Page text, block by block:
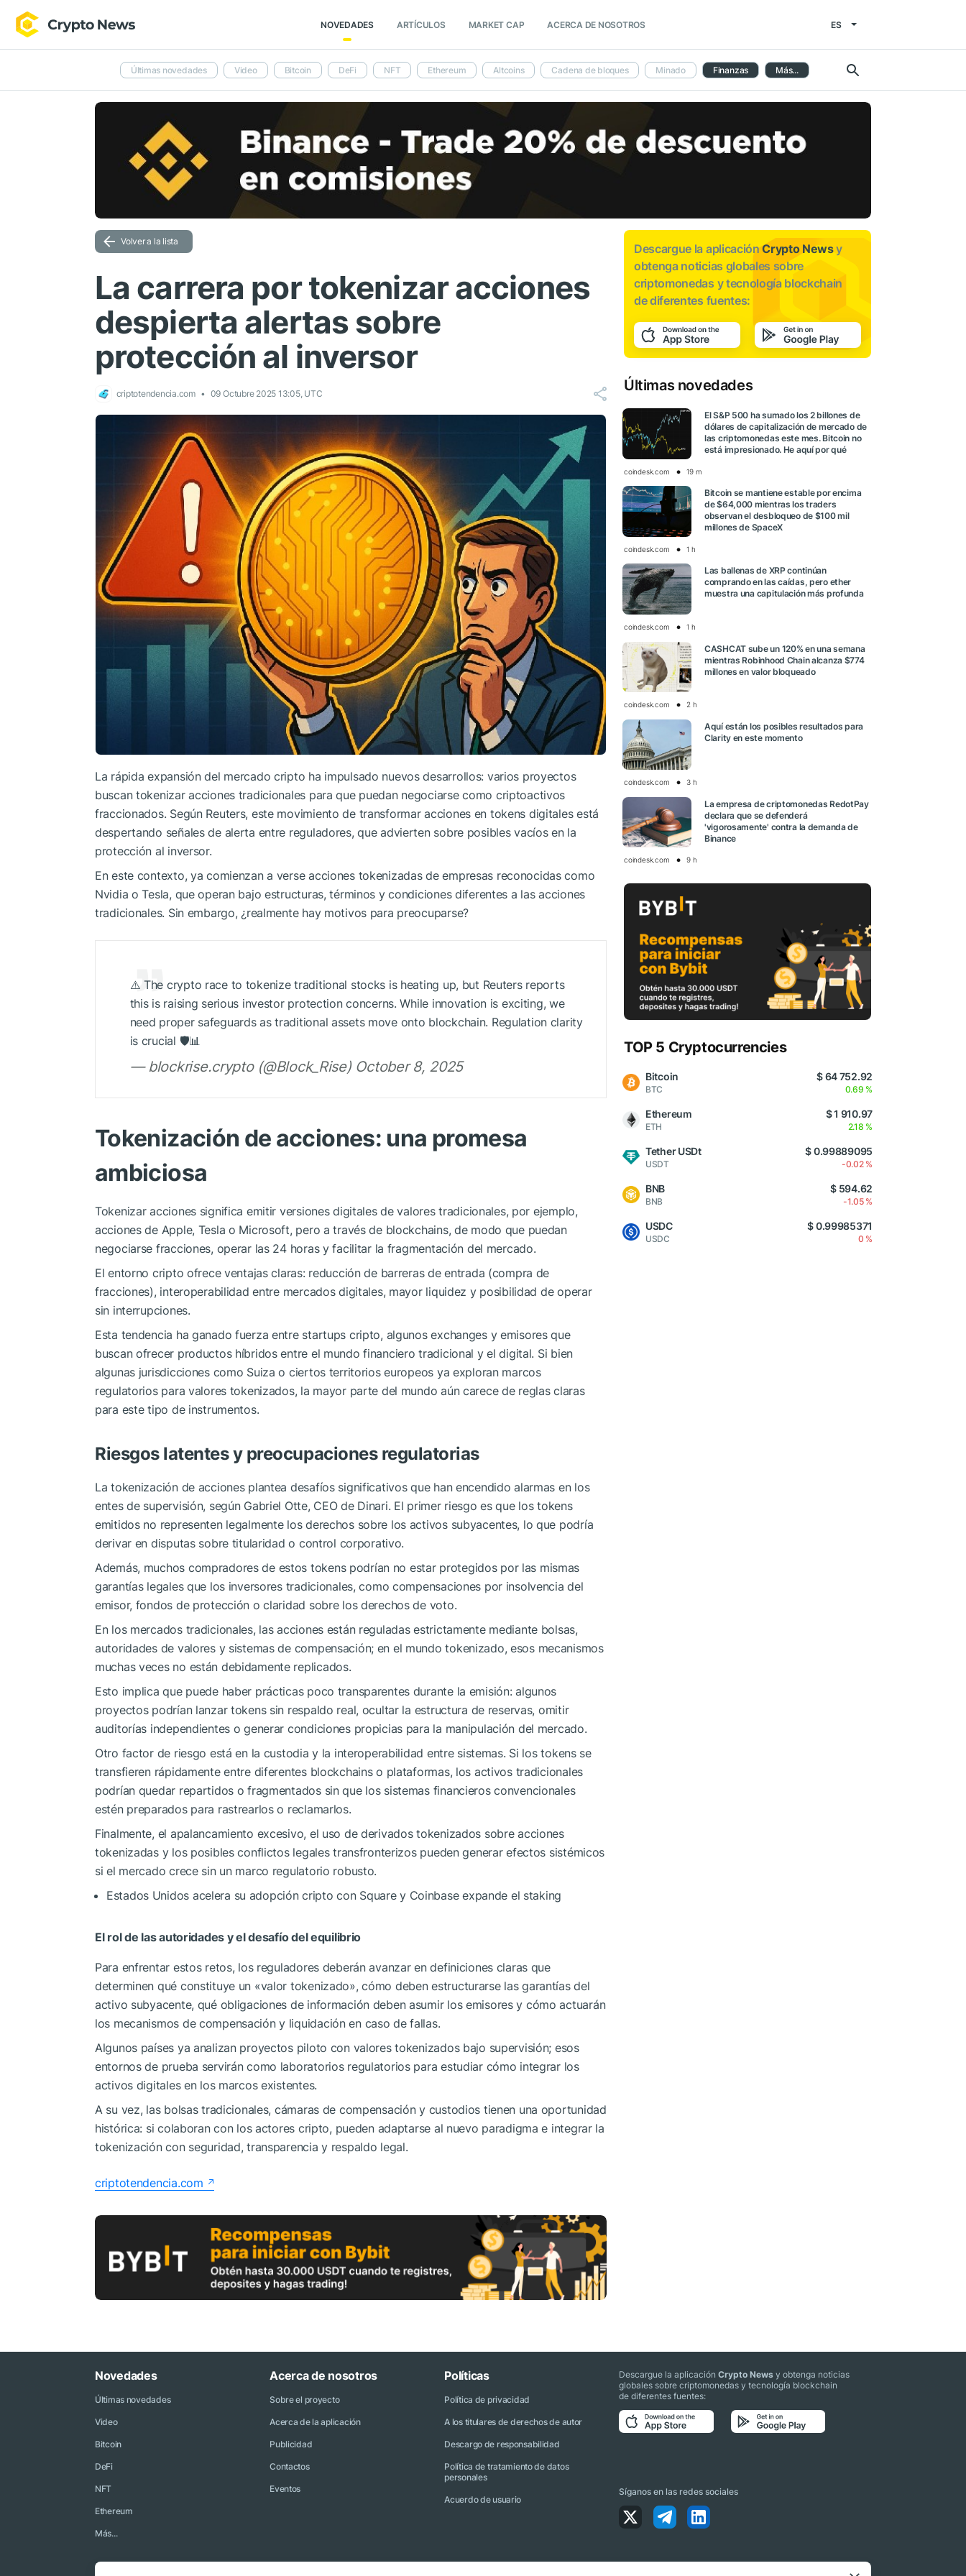
NOVEDADES ARTÍCULOS MARKET CAP ACERCA DE NOSOTROS ES
Últimas novedades Video Bitcoin DeFi NFT Ethereum Altcoins Cadena de bloques Minado Finanzas Más...
Volver a la lista
La carrera por tokenizar acciones
despierta alertas sobre
protección al inversor
criptotendencia.com 09 Octubre 2025 13:05, UTC
La rápida expansión del mercado cripto ha impulsado nuevos desarrollos: varios proyectos
buscan tokenizar acciones tradicionales para que puedan negociarse como criptoactivos
fraccionados. Según Reuters, este movimiento de transformar acciones en tokens digitales está
despertando señales de alerta entre reguladores, que advierten sobre posibles vacíos en la
protección al inversor.
En este contexto, ya comienzan a verse acciones tokenizadas de empresas reconocidas como
Nvidia o Tesla, que operan bajo estructuras, términos y condiciones diferentes a las acciones
tradicionales. Sin embargo, ¿realmente hay motivos para preocuparse?
⚠️ The crypto race to tokenize traditional stocks is heating up, but Reuters reports
this is raising serious investor protection concerns. While innovation is exciting, we
need proper safeguards as traditional assets move onto blockchain. Regulation clarity
is crucial 🛡️📊
— blockrise.crypto (@Block_Rise) October 8, 2025
Tokenización de acciones: una promesa
ambiciosa
Tokenizar acciones significa emitir versiones digitales de valores tradicionales, por ejemplo,
acciones de Apple, Tesla o Microsoft, pero a través de blockchains, de modo que puedan
negociarse fracciones, operar las 24 horas y facilitar la fragmentación del mercado.
El entorno cripto ofrece ventajas claras: reducción de barreras de entrada (compra de
fracciones), interoperabilidad entre mercados digitales, mayor liquidez y posibilidad de operar
sin interrupciones.
Esta tendencia ha ganado fuerza entre startups cripto, algunos exchanges y emisores que
buscan ofrecer productos híbridos entre el mundo financiero tradicional y el digital. Si bien
algunas jurisdicciones como Suiza o ciertos territorios europeos ya exploran marcos
regulatorios para valores tokenizados, la mayor parte del mundo aún carece de reglas claras
para este tipo de instrumentos.
Riesgos latentes y preocupaciones regulatorias
La tokenización de acciones plantea desafíos significativos que han encendido alarmas en los
entes de supervisión, según Gabriel Otte, CEO de Dinari. El primer riesgo es que los tokens
emitidos no representen legalmente los derechos sobre los activos subyacentes, lo que podría
derivar en disputas sobre titularidad o control corporativo.
Además, muchos compradores de estos tokens podrían no estar protegidos por las mismas
garantías legales que los inversores tradicionales, como compensaciones por insolvencia del
emisor, fondos de protección o claridad sobre los derechos de voto.
En los mercados tradicionales, las acciones están reguladas estrictamente mediante bolsas,
autoridades de valores y sistemas de compensación; en el mundo tokenizado, esos mecanismos
muchas veces no están debidamente replicados.
Esto implica que puede haber prácticas poco transparentes durante la emisión: algunos
proyectos podrían lanzar tokens sin respaldo real, ocultar la estructura de reservas, omitir
auditorías independientes o generar condiciones propicias para la manipulación del mercado.
Otro factor de riesgo está en la custodia y la interoperabilidad entre sistemas. Si los tokens se
transfieren rápidamente entre diferentes blockchains o plataformas, los activos tradicionales
podrían quedar repartidos o fragmentados sin que los sistemas financieros convencionales
estén preparados para rastrearlos o reclamarlos.
Finalmente, el apalancamiento excesivo, el uso de derivados tokenizados sobre acciones
tokenizadas y los posibles conflictos legales transfronterizos pueden generar efectos sistémicos
si el mercado crece sin un marco regulatorio robusto.
Estados Unidos acelera su adopción cripto con Square y Coinbase expande el staking
El rol de las autoridades y el desafío del equilibrio
Para enfrentar estos retos, los reguladores deberán avanzar en definiciones claras que
determinen qué constituye un «valor tokenizado», cómo deben estructurarse las garantías del
activo subyacente, qué obligaciones de información deben asumir los emisores y cómo actuarán
los mecanismos de compensación y liquidación en caso de fallas.
Algunos países ya analizan proyectos piloto con valores tokenizados bajo supervisión; esos
entornos de prueba servirán como laboratorios regulatorios para estudiar cómo integrar los
activos digitales en los marcos existentes.
A su vez, las bolsas tradicionales, cámaras de compensación y custodios tienen una oportunidad
histórica: si colaboran con los actores cripto, pueden adaptarse al nuevo paradigma e integrar la
tokenización con seguridad, transparencia y respaldo legal.
criptotendencia.com
Descargue la aplicaciónCrypto Newsy
obtenga noticias globales sobre
criptomonedas y tecnología blockchain
de diferentes fuentes:
Últimas novedades
El S&P 500 ha sumado los 2 billones de
dólares de capitalización de mercado de
las criptomonedas este mes. Bitcoin no
está impresionado. He aquí por qué
coindesk.com 19 m
Bitcoin se mantiene estable por encima
de $64,000 mientras los traders
observan el desbloqueo de $100 mil
millones de SpaceX
coindesk.com 1 h
Las ballenas de XRP continúan
comprando en las caídas, pero ether
muestra una capitulación más profunda
coindesk.com 1 h
CASHCAT sube un 120% en una semana
mientras Robinhood Chain alcanza $774
millones en valor bloqueado
coindesk.com 2 h
Aquí están los posibles resultados para
Clarity en este momento
coindesk.com 3 h
La empresa de criptomonedas RedotPay
declara que se defenderá
'vigorosamente' contra la demanda de
Binance
coindesk.com 9 h
TOP 5 Cryptocurrencies
Bitcoin
BTC
$ 64 752.92
0.69 %
Ethereum
ETH
$ 1 910.97
2.18 %
Tether USDt
USDT
$ 0.99889095
-0.02 %
BNB
BNB
$ 594.62
-1.05 %
USDC
USDC
$ 0.99985371
0 %
Novedades
Últimas novedades
Video
Bitcoin
DeFi
NFT
Ethereum
Más...
Acerca de nosotros
Sobre el proyecto
Acerca de la aplicación
Publicidad
Contactos
Eventos
Políticas
Política de privacidad
A los titulares de derechos de autor
Descargo de responsabilidad
Política de tratamiento de datos
personales
Acuerdo de usuario
Descargue la aplicaciónCrypto News y obtenga noticias
globales sobre criptomonedas y tecnología blockchain
de diferentes fuentes:
Síganos en las redes sociales